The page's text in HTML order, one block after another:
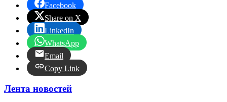
Facebook
Share on X
LinkedIn
WhatsApp
Email
Copy Link
Лента новостей